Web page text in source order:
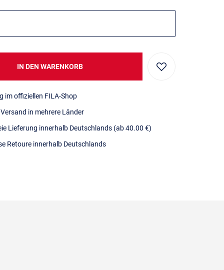
IN DEN WARENKORB
im offiziellen FILA-Shop
in mehrere Länder
Lieferung innerhalb Deutschlands (ab 40.00 €)
Retoure innerhalb Deutschlands